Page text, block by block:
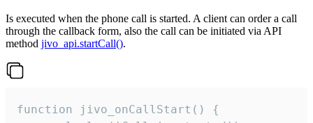
Is executed when the phone call is started. A client can order a call
through the callback form, also the call can be initiated via API
method jivo_api.startCall().
function jivo_onCallStart() {